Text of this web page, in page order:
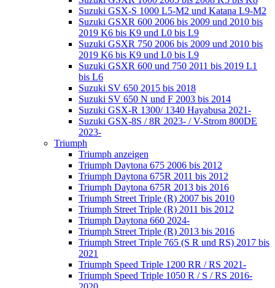
Suzuki GSX-S 1000 L5-M2 und Katana L9-M2
Suzuki GSXR 600 2006 bis 2009 und 2010 bis
2019 K6 bis K9 und L0 bis L9
Suzuki GSXR 750 2006 bis 2009 und 2010 bis
2019 K6 bis K9 und L0 bis L9
Suzuki GSXR 600 und 750 2011 bis 2019 L1
bis L6
Suzuki SV 650 2015 bis 2018
Suzuki SV 650 N und F 2003 bis 2014
Suzuki GSX-R 1300/ 1340 Hayabusa 2021-
Suzuki GSX-8S / 8R 2023- / V-Strom 800DE
2023-
Triumph
Triumph anzeigen
Triumph Daytona 675 2006 bis 2012
Triumph Daytona 675R 2011 bis 2012
Triumph Daytona 675R 2013 bis 2016
Triumph Street Triple (R) 2007 bis 2010
Triumph Street Triple (R) 2011 bis 2012
Triumph Daytona 660 2024-
Triumph Street Triple (R) 2013 bis 2016
Triumph Street Triple 765 (S R und RS) 2017 bis
2021
Triumph Speed Triple 1200 RR / RS 2021-
Triumph Speed Triple 1050 R / S / RS 2016-